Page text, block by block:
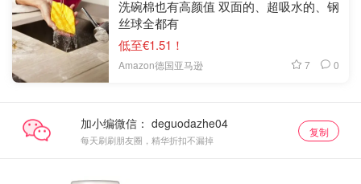
洗碗棉也有高颜值 双面的、超吸水的、钢
丝球全都有
低至€1.51！
Amazon德国亚马逊 7 0
加小编微信：
每天刷刷朋友圈，精华折扣不漏掉
复制